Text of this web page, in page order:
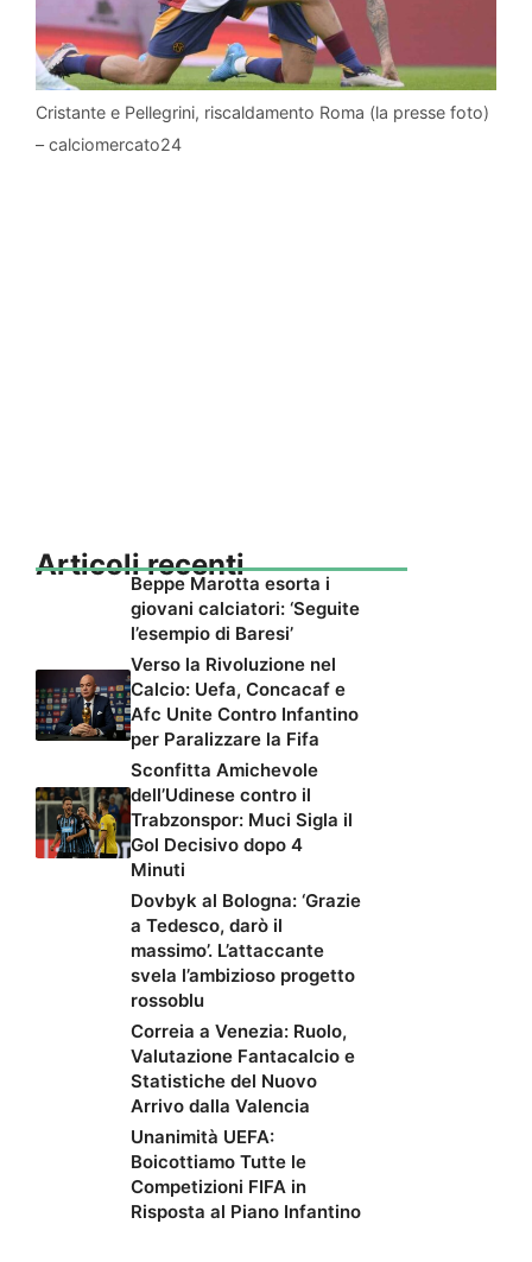
Cristante e Pellegrini, riscaldamento Roma (la presse foto)
– calciomercato24
Articoli recenti
Beppe Marotta esorta i
giovani calciatori: ‘Seguite
l’esempio di Baresi’
Verso la Rivoluzione nel
Calcio: Uefa, Concacaf e
Afc Unite Contro Infantino
per Paralizzare la Fifa
Sconfitta Amichevole
dell’Udinese contro il
Trabzonspor: Muci Sigla il
Gol Decisivo dopo 4
Minuti
Dovbyk al Bologna: ‘Grazie
a Tedesco, darò il
massimo’. L’attaccante
svela l’ambizioso progetto
rossoblu
Correia a Venezia: Ruolo,
Valutazione Fantacalcio e
Statistiche del Nuovo
Arrivo dalla Valencia
Unanimità UEFA:
Boicottiamo Tutte le
Competizioni FIFA in
Risposta al Piano Infantino